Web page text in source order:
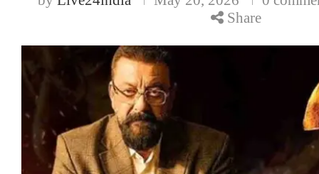
Share